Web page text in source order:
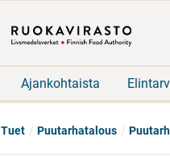
Ajankohtaista
Tuet Puutarhatalous